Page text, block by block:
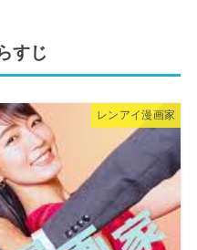
すじ
レンアイ漫画家